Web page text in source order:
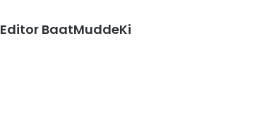
Editor BaatMuddeKi